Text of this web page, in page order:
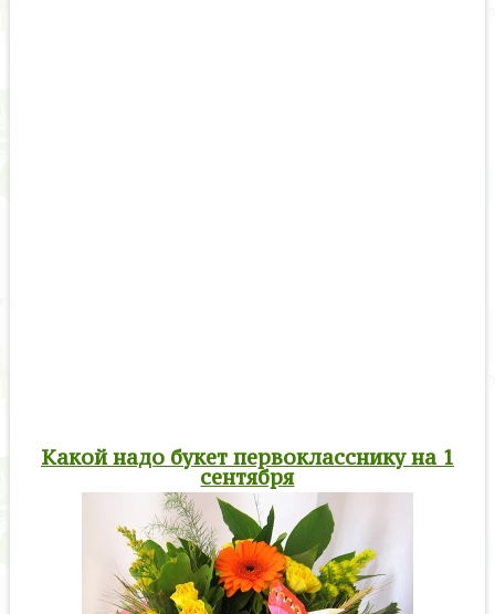
Какой надо букет первокласснику на 1
сентября